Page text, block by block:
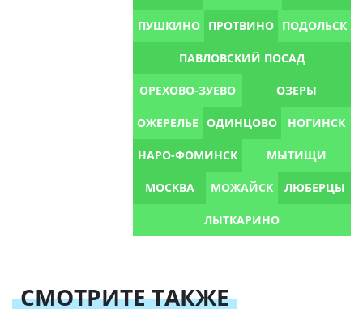
ПУШКИНО ПРОТВИНО ПОДОЛЬСК
ПАВЛОВСКИЙ ПОСАД
ОРЕХОВО-ЗУЕВО ОЗЕРЫ
ОЖЕРЕЛЬЕ ОДИНЦОВО НОГИНСК
НАРО-ФОМИНСК МЫТИЩИ
МОСКВА МОЖАЙСК ЛЮБЕРЦЫ
ЛЫТКАРИНО
СМОТРИТЕ ТАКЖЕ